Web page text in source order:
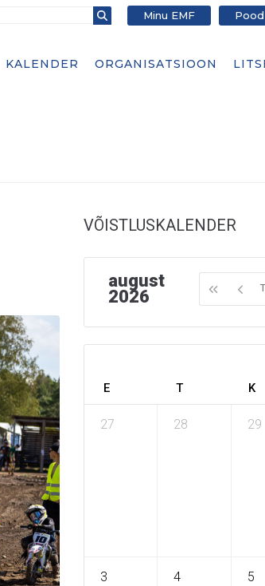
Minu EMF Pood
KALENDER ORGANISATSIOON
VÕISTLUSKALENDER
august
2026
E T K
27 28 29
3 4 5